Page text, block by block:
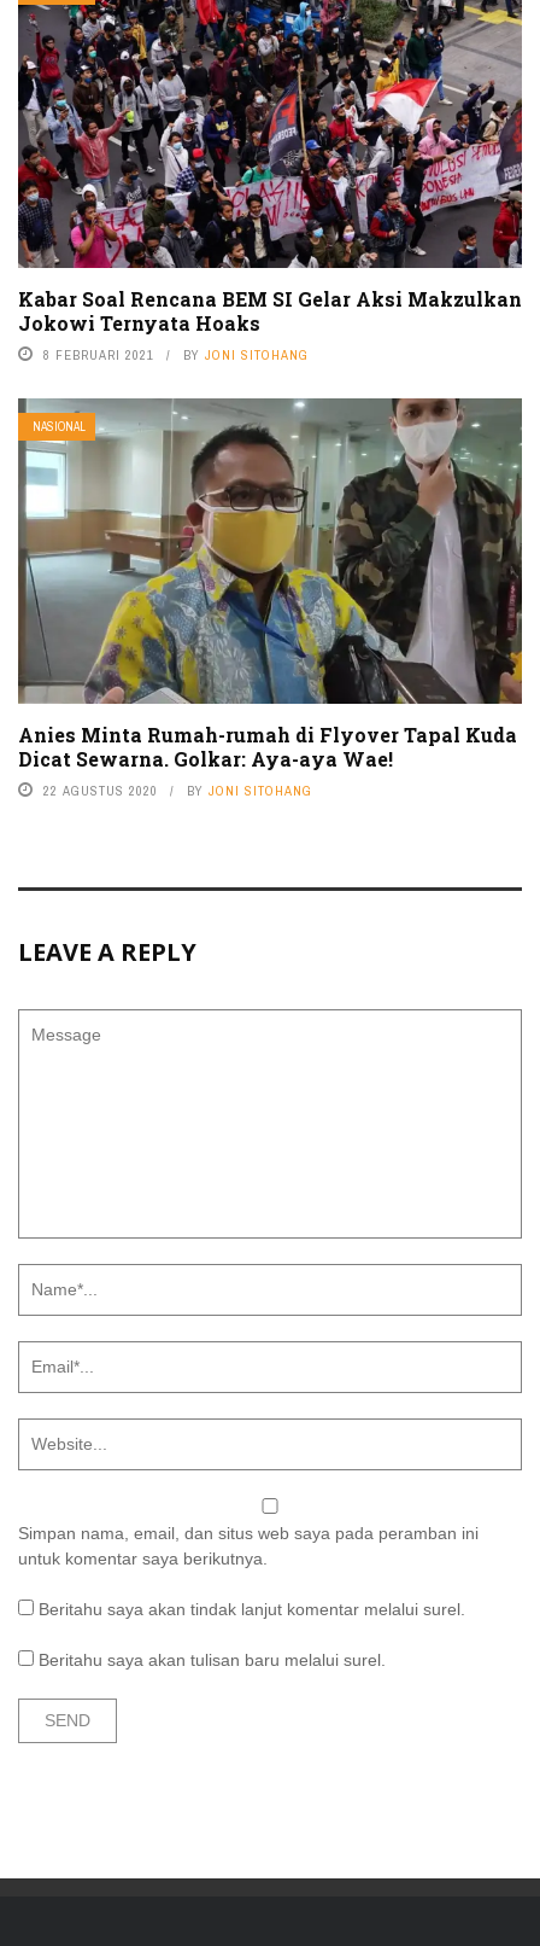
Kabar Soal Rencana BEM SI Gelar Aksi Makzulkan
Jokowi Ternyata Hoaks
8 FEBRUARI 2021 BY JONI SITOHANG
NASIONAL
Anies Minta Rumah-rumah di Flyover Tapal Kuda
Dicat Sewarna. Golkar: Aya-aya Wae!
22 AGUSTUS 2020 BY JONI SITOHANG
LEAVE A REPLY
Simpan nama, email, dan situs web saya pada peramban ini
untuk komentar saya berikutnya.
Beritahu saya akan tindak lanjut komentar melalui surel.
Beritahu saya akan tulisan baru melalui surel.